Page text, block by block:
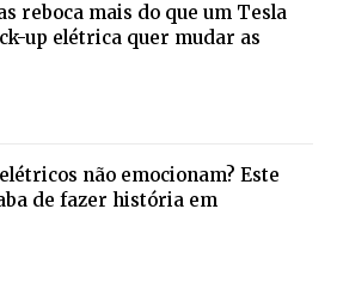
reboca mais do que um Tesla
up elétrica quer mudar as
não emocionam? Este
de fazer história em